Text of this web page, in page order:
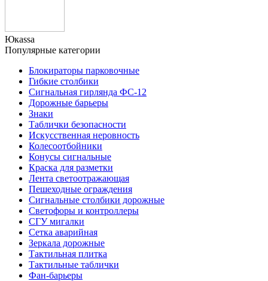
Юкаssа
Популярные категории
Блокираторы парковочные
Гибкие столбики
Сигнальная гирлянда ФС-12
Дорожные барьеры
Знаки
Таблички безопасности
Искусственная неровность
Колесоотбойники
Конусы сигнальные
Краска для разметки
Лента светоотражающая
Пешеходные ограждения
Сигнальные столбики дорожные
Светофоры и контроллеры
СГУ мигалки
Cетка аварийная
Зеркала дорожные
Тактильная плитка
Тактильные таблички
Фан-барьеры